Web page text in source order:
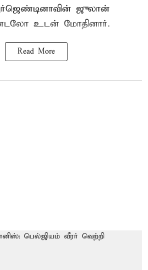
ஜுலான்
உடன் மோதினார்.
Read More